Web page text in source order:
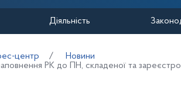
Діяльність
центр
Новини
РК до ПН, складеної та